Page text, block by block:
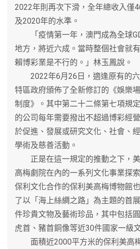
2022年則再次下滑，全年總收入僅
及2020年的水準。
「疫情第一年，澳門成為全球
地方，將近六成。當時整個社會就
賴博彩業是不行的。」林玉鳳說。
2022年6月26日，適逢原有的六
特區政府頒佈了全新修訂的《娛樂
制度》。其中第二十二條第七項規
的公司每年需要撥出不超過博彩經
於促進、發展或研究文化、社會、
學術及慈善活動。
正是在這一規定的推動之下，美
高梅劇院在內的一系列文化事業探
保利文化合作的保利美高梅博物館
了以「海上絲綢之路」為主題的首
件珍貴文物及藝術珍品，其中包括
虎首、豬首銅像等近30件國家一級
面積近2000平方米的保利美高